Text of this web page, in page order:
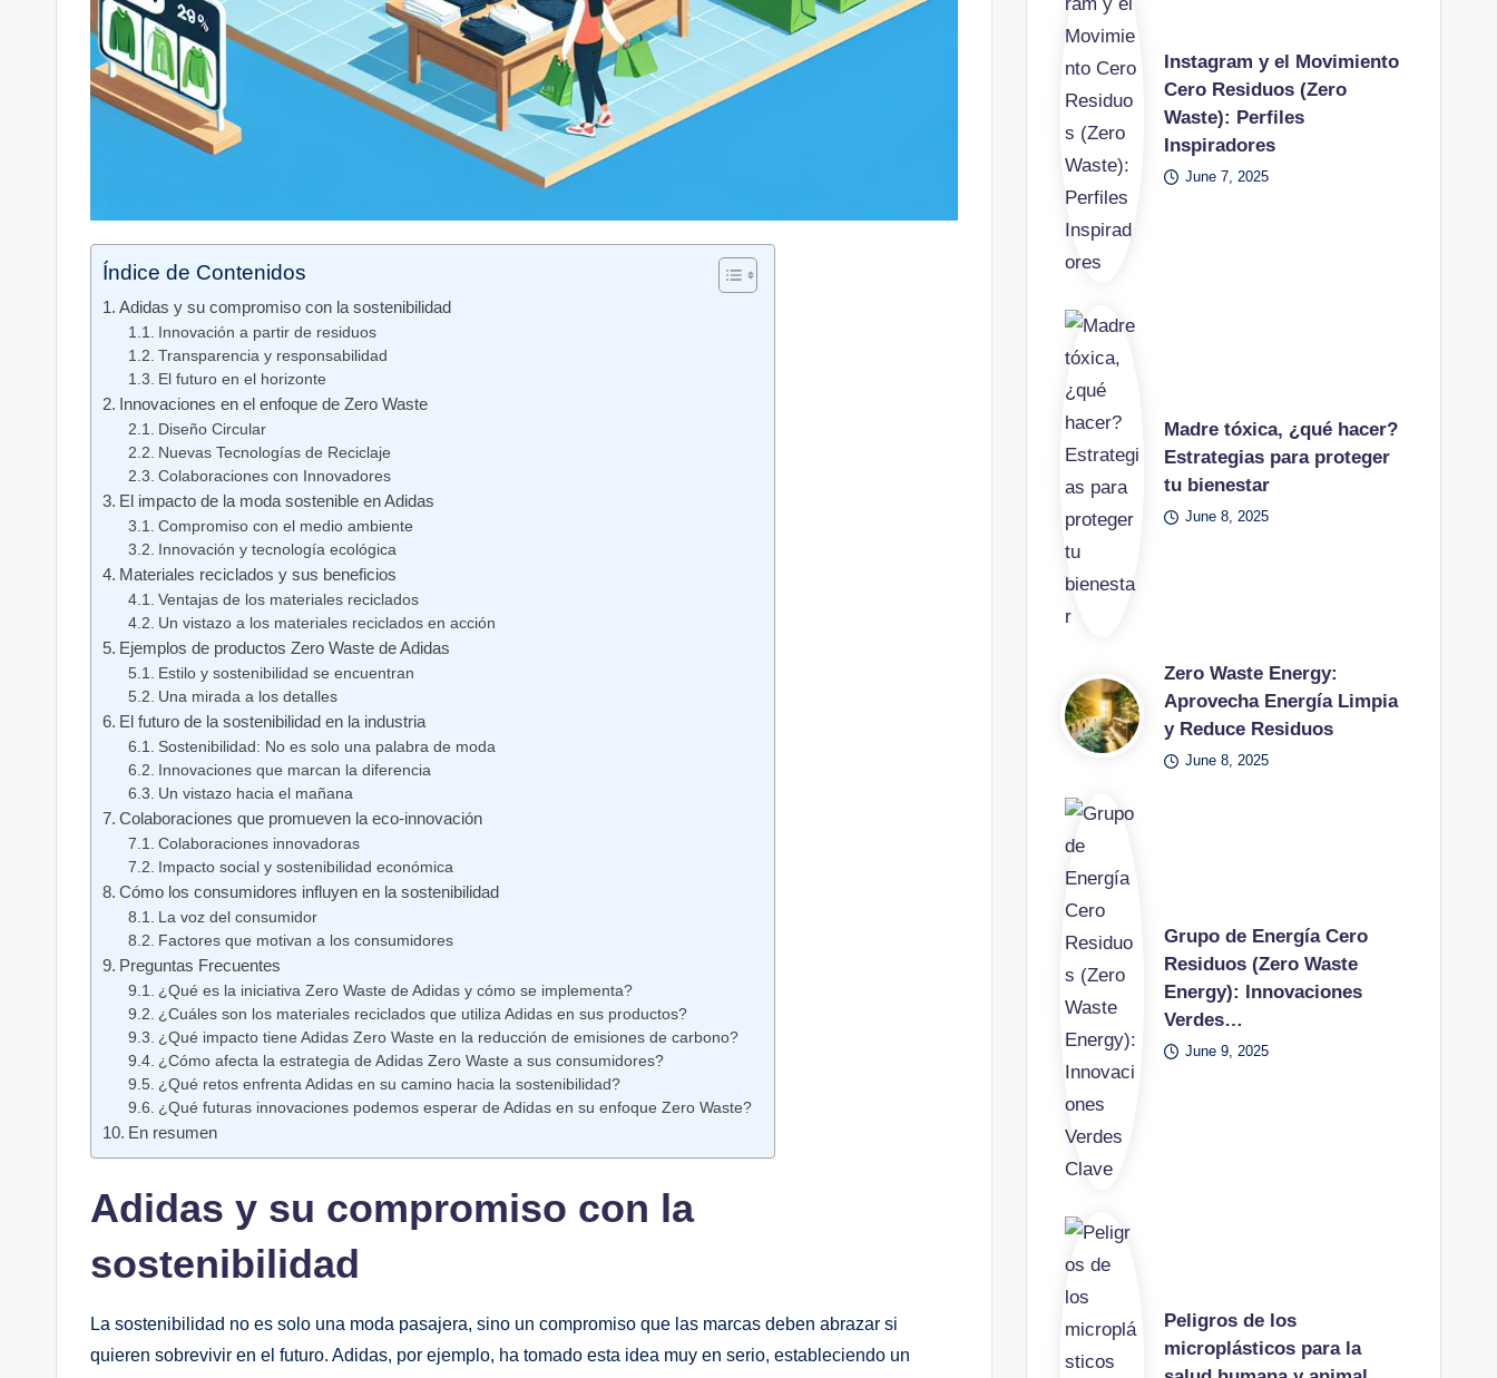
Índice de Contenidos
Adidas y su⁣ compromiso con la sostenibilidad
Innovación a partir​ de residuos
Transparencia y ‍responsabilidad
El futuro en el horizonte
Innovaciones en el enfoque‌ de Zero⁣ Waste
Diseño Circular
Nuevas Tecnologías de Reciclaje
Colaboraciones con ​Innovadores
El impacto de ‌la moda sostenible en Adidas
Compromiso‍ con ‍el medio ambiente
Innovación y tecnología ecológica
Materiales ⁣reciclados ‌y sus beneficios
Ventajas de los materiales ​reciclados
Un‍ vistazo a⁢ los materiales ⁣reciclados en acción
Ejemplos de productos Zero Waste de Adidas
Estilo y sostenibilidad se ‍encuentran
Una mirada a los​ detalles
El ⁢futuro de la sostenibilidad en la industria
Sostenibilidad: ‌No⁤ es‌ solo ⁤una⁤ palabra de moda
Innovaciones que⁤ marcan la diferencia
Un vistazo⁢ hacia el mañana
Colaboraciones⁢ que promueven la eco-innovación
Colaboraciones‌ innovadoras
Impacto social y sostenibilidad económica
Cómo los consumidores influyen en ⁤la ‌sostenibilidad
La voz del consumidor
Factores que motivan a⁤ los consumidores
Preguntas ‍Frecuentes
¿Qué es ⁤la iniciativa Zero Waste de​ Adidas y cómo se implementa?
¿Cuáles son los materiales reciclados que utiliza Adidas en ‌sus productos?
¿Qué​ impacto tiene Adidas Zero Waste en la reducción ⁢de emisiones ‍de carbono?
¿Cómo afecta​ la estrategia de Adidas ‍Zero Waste a sus consumidores?
¿Qué retos enfrenta Adidas ⁣en su camino hacia‍ la ⁤sostenibilidad?
¿Qué futuras innovaciones podemos esperar de Adidas en su enfoque Zero Waste?
En resumen
Adidas y su⁣ compromiso con la
sostenibilidad
La ⁢sostenibilidad‌ no es solo ‌una ‍moda pasajera, sino un compromiso‌ que las marcas deben abrazar si‍
quieren sobrevivir en el futuro. Adidas, por ejemplo, ha tomado esta idea muy en serio,‍ estableciendo un
Instagram y el Movimiento
Cero Residuos (Zero
Waste): Perfiles
Inspiradores
June 7, 2025
Madre tóxica, ¿qué hacer?
Estrategias para proteger
tu bienestar
June 8, 2025
Zero Waste Energy:
Aprovecha Energía Limpia
y Reduce Residuos
June 8, 2025
Grupo de Energía Cero
Residuos (Zero Waste
Energy): Innovaciones
Verdes…
June 9, 2025
Peligros de los
microplásticos para la